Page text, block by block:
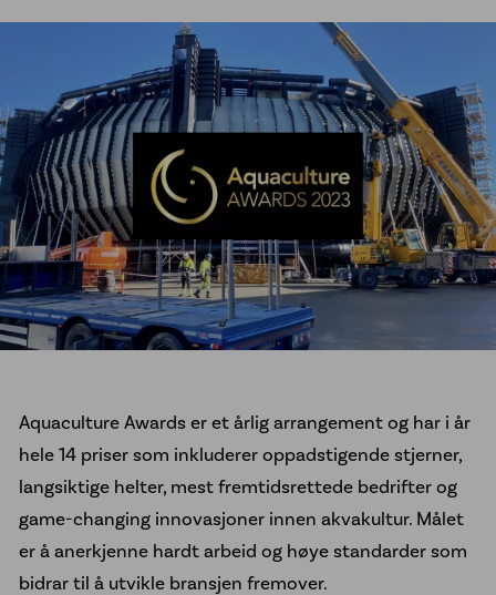
Vannkummer i PE
McElroy sveisemaskiner
Line Tamer
Aktuelt
Referanseprosjekter
Om oss
Jobb hos oss
Bærekraft
Etiske retningslinjer
Åpenhetsloven
Kontakt oss
Aquaculture Awards er et årlig arrangement og har i år
hele 14 priser som inkluderer oppadstigende stjerner,
langsiktige helter, mest fremtidsrettede bedrifter og
game-changing innovasjoner innen akvakultur. Målet
er å anerkjenne hardt arbeid og høye standarder som
bidrar til å utvikle bransjen fremover.